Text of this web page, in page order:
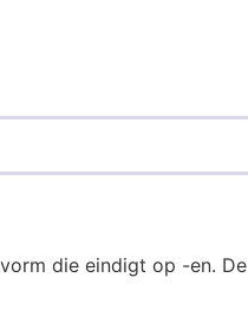
die eindigt op -en. De